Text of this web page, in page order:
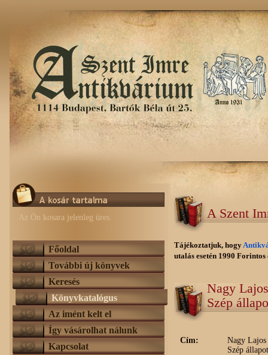
Az Ön kosara jelenleg üres.
Főoldal
További új könyvek
Keresés
Könyvkatalógus
Az imént kelt el
Így vásárolhat nálunk
Kapcsolat
A Szent
Tájékoztatjuk, hogy
utalás esetén 1990
Nagy
Szép
Cím:
Nagy
Szép